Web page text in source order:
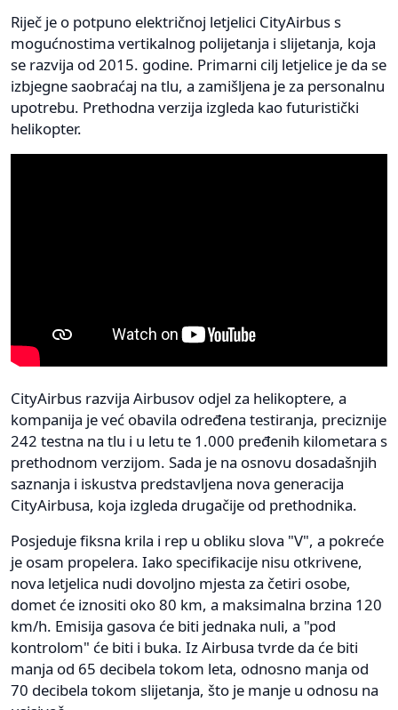
Riječ je o potpuno električnoj letjelici CityAirbus s
mogućnostima vertikalnog polijetanja i slijetanja, koja
se razvija od 2015. godine. Primarni cilj letjelice je da se
izbjegne saobraćaj na tlu, a zamišljena je za personalnu
upotrebu. Prethodna verzija izgleda kao futuristički
helikopter.
CityAirbus razvija Airbusov odjel za helikoptere, a
kompanija je već obavila određena testiranja, preciznije
242 testna na tlu i u letu te 1.000 pređenih kilometara s
prethodnom verzijom. Sada je na osnovu dosadašnjih
saznanja i iskustva predstavljena nova generacija
CityAirbusa, koja izgleda drugačije od prethodnika.
Posjeduje fiksna krila i rep u obliku slova "V", a pokreće
je osam propelera. Iako specifikacije nisu otkrivene,
nova letjelica nudi dovoljno mjesta za četiri osobe,
domet će iznositi oko 80 km, a maksimalna brzina 120
km/h. Emisija gasova će biti jednaka nuli, a "pod
kontrolom" će biti i buka. Iz Airbusa tvrde da će biti
manja od 65 decibela tokom leta, odnosno manja od
70 decibela tokom slijetanja, što je manje u odnosu na